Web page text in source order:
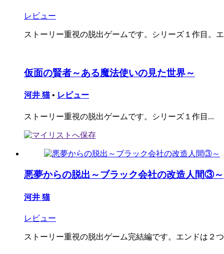
レビュー
ストーリー重視の脱出ゲームです。シリーズ１作目。
仮面の賢者～ある魔法使いの見た世界～
河井 猫 • レビュー
ストーリー重視の脱出ゲームです。シリーズ１作目...
悪夢からの脱出～ブラック会社の改造人間③～
河井 猫
レビュー
ストーリー重視の脱出ゲーム完結編です。エンドは２